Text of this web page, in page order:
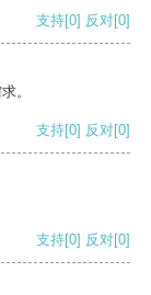
支持[0] 反对[0]
。
支持[0] 反对[0]
支持[0] 反对[0]